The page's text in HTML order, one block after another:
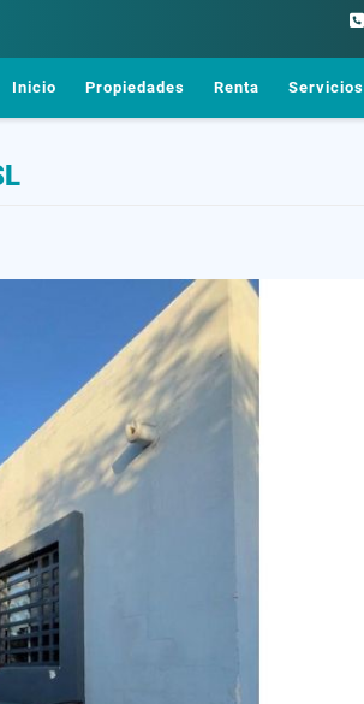
Inicio Propiedades Renta Servicios